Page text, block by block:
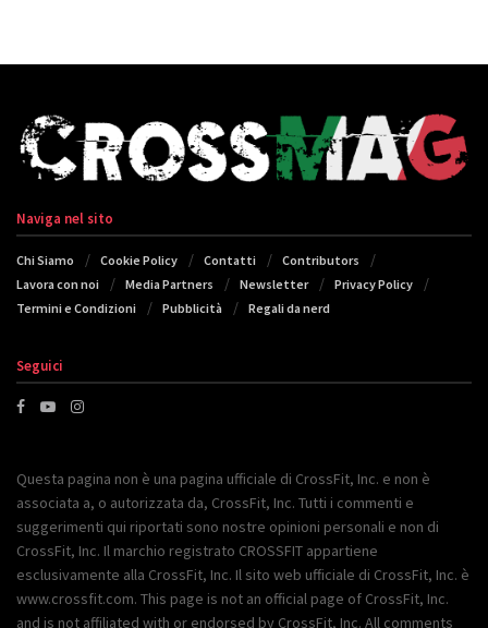
Naviga nel sito
Chi Siamo Cookie Policy Contatti
Contributors
Lavora con noi
Media Partners Newsletter
Privacy Policy
Termini e Condizioni
Pubblicità Regali da nerd
Seguici
Questa pagina non è una pagina ufficiale di CrossFit, Inc. e non è
associata a, o autorizzata da, CrossFit, Inc. Tutti i commenti e
suggerimenti qui riportati sono nostre opinioni personali e non di
CrossFit, Inc. Il marchio registrato CROSSFIT appartiene
esclusivamente alla CrossFit, Inc. Il sito web ufficiale di CrossFit, Inc. è
www.crossfit.com. This page is not an official page of CrossFit, Inc.
and is not affiliated with or endorsed by CrossFit, Inc. All comments